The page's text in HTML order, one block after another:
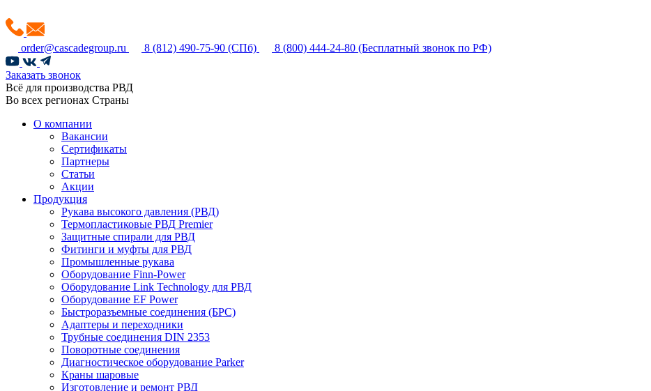
order@cascadegroup.ru 8 (812) 490-75-90 (СПб) 8 (800) 444-24-80 (Бесплатный звонок по РФ)
Заказать звонок
Всё для производства РВД
Во всех регионах Страны
О компании
Вакансии
Сертификаты
Партнеры
Статьи
Акции
Продукция
Рукава высокого давления (РВД)
Термопластиковые РВД Premier
Защитные спирали для РВД
Фитинги и муфты для РВД
Промышленные рукава
Оборудование Finn-Power
Оборудование Link Technology для РВД
Оборудование EF Power
Быстроразъемные соединения (БРС)
Адаптеры и переходники
Трубные соединения DIN 2353
Поворотные соединения
Диагностическое оборудование Parker
Краны шаровые
Изготовление и ремонт РВД